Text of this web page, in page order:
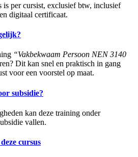
is per cursist, exclusief btw, inclusief
digitaal certificaat.
“Vakbekwaam Persoon NEN 3140
Dit kan snel en praktisch in gang
voor een voorstel op maat.
subsidie?
kan deze training onder
vallen.
cursus